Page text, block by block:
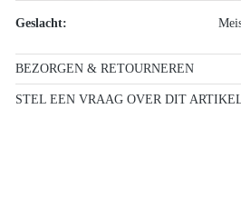
Geslacht:
BEZORGEN & RETOURNEREN
STEL EEN VRAAG OVER DIT